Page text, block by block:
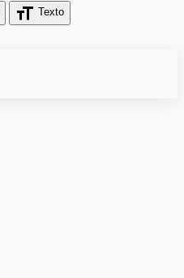
format_size Texto